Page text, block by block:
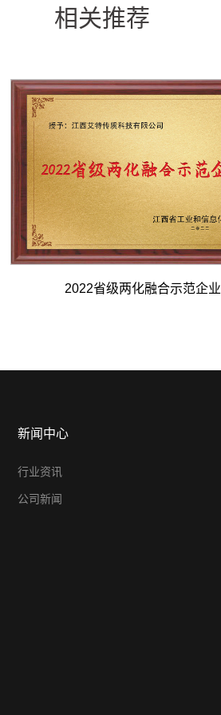
相关推荐
2022省级两化融合示范企业
新闻中心
行业资讯
公司新闻